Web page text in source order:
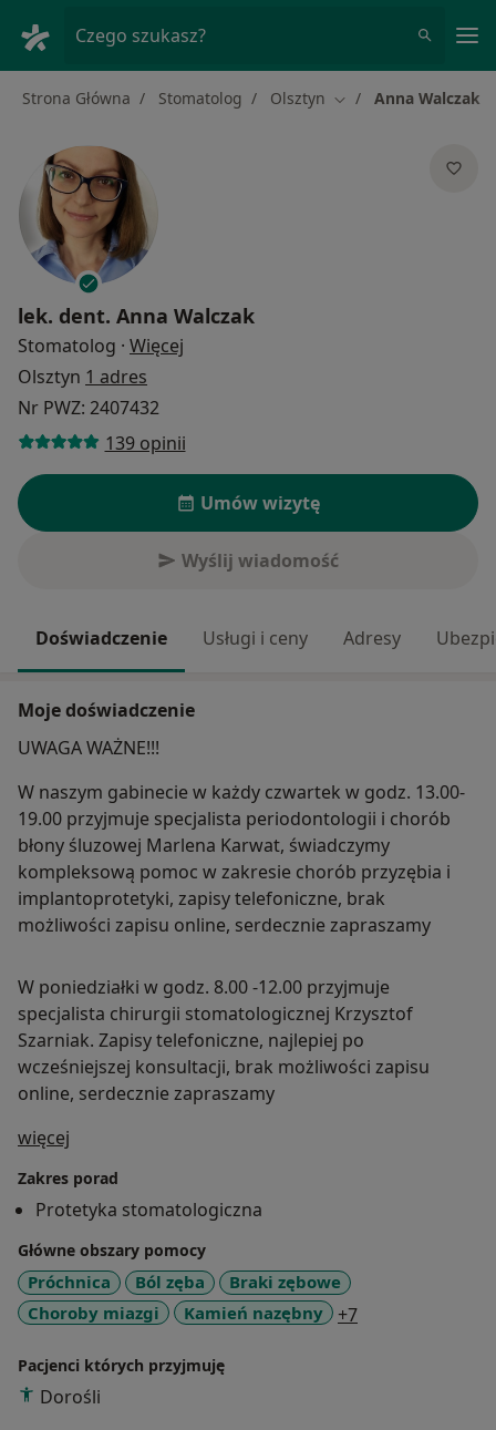
Czego szukasz?
Strona Główna Stomatolog Olsztyn Zmień miasto
Anna Walczak
lek. dent. Anna Walczak
Stomatolog · Więcej
Olsztyn 1 adres
Nr PWZ: 2407432
139 opinii
Umów wizytę
Wyślij wiadomość
Doświadczenie Usługi i ceny Adresy
Moje doświadczenie
UWAGA WAŻNE!!!
W naszym gabinecie w każdy czwartek w godz. 13.00-
19.00 przyjmuje specjalista periodontologii i chorób
błony śluzowej Marlena Karwat, świadczymy
kompleksową pomoc w zakresie chorób przyzębia i
implantoprotetyki, zapisy telefoniczne, brak
możliwości zapisu online, serdecznie zapraszamy
W poniedziałki w godz. 8.00 -12.00 przyjmuje
specjalista chirurgii stomatologicznej Krzysztof
Szarniak. Zapisy telefoniczne, najlepiej po
wcześniejszej konsultacji, brak możliwości zapisu
online, serdecznie zapraszamy
więcej
Zakres porad
Protetyka stomatologiczna
Główne obszary pomocy
Próchnica Ból zęba
Braki zębowe
Choroby miazgi
Kamień nazębny +7
Pacjenci których przyjmuję
Dorośli